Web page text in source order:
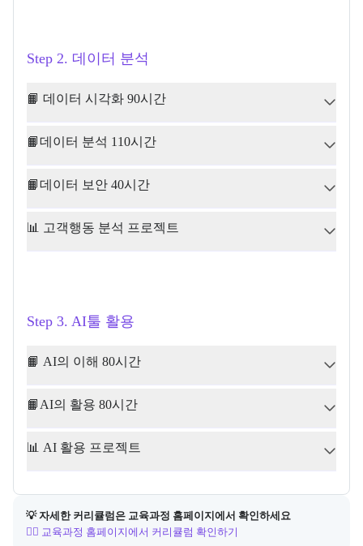
Step 2. 데이터 분석
📙 데이터 시각화 90시간
📙데이터 분석 110시간
📙데이터 보안 40시간
📊 고객행동 분석 프로젝트
Step 3. AI툴 활용
📙 AI의 이해 80시간
📙AI의 활용 80시간
📊 AI 활용 프로젝트
💡 자세한 커리큘럼은 교육과정 홈페이지에서 확인하세요
👉🏻 교육과정 홈페이지에서 커리큘럼 확인하기